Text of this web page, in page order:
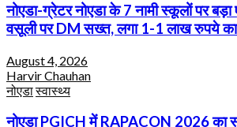
नोएडा-ग्रेटर नोएडा के 7 नामी स्कूलों पर
वसूली पर DM सख्त, लगा 1-1 लाख रुपये का
August 4, 2026
Harvir Chauhan
नोएडास्वास्थ्य
नोएडा PGICH में RAPACON 2026